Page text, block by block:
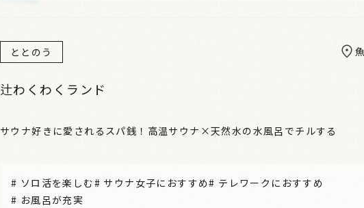
ととのう
辻わくわくランド
サウナ好きに愛されるスパ銭！高温サウナ×天然水の水風呂でチルする
# ソロ活を楽しむ# サウナ女子におすすめ# テレワークにおすすめ
# お風呂が充実